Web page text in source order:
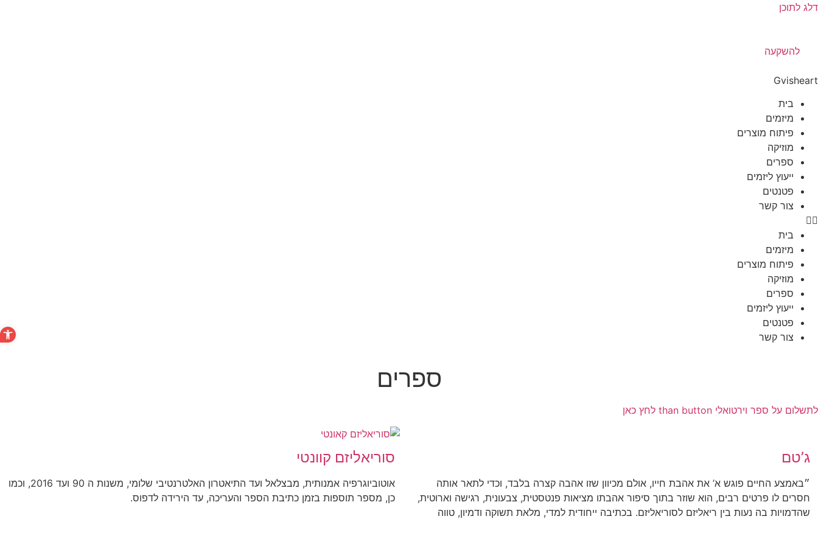
דלג לתוכן
להשקעה
Gvisheart
בית
מיזמים
פיתוח מוצרים
מוזיקה
ספרים
ייעוץ ליזמים
פטנטים
צור קשר
בית
מיזמים
פיתוח מוצרים
מוזיקה
ספרים
ייעוץ ליזמים
פטנטים
צור קשר
ספרים
לתשלום על ספר וירטואלי than button לחץ כאן
ג’טם
״באמצע החיים פוגש א’ את אהבת חייו, אולם מכיוון שזו אהבה קצרה בלבד, וכדי לתאר אותה
חסרים לו פרטים רבים, הוא שוזר בתוך סיפור אהבתו מציאות פנטסטית, צבעונית, רגישה וארוטית,
שהדמויות בה נעות בין ריאליזם לסוריאליזם. בכתיבה ייחודית למדי, מלאת תשוקה ודמיון, טווה
סוריאליזם קוונטי
אוטוביוגרפיה אמנותית, מבצלאל ועד התיאטרון האלטרנטיבי שלומי, משנות ה 90 ועד 2016, וכמו
כן, מספר תוספות בזמן כתיבת הספר והעריכה, עד הירידה לדפוס.
פתח